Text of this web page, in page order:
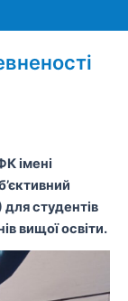
імені
для студентів
вищої освіти.